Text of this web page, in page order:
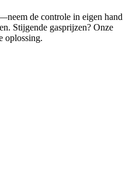
de controle in eigen hand
Stijgende gasprijzen? Onze
oplossing.